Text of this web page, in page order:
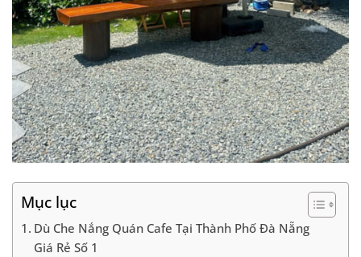
Mục lục
Dù Che Nắng Quán Cafe Tại Thành Phố Đà Nẵng
Giá Rẻ Số 1